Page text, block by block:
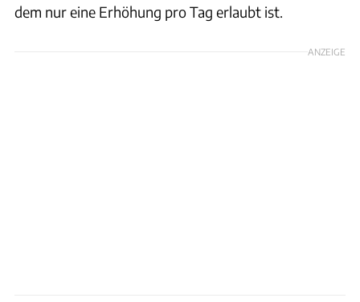
dem nur eine Erhöhung pro Tag erlaubt ist.
ANZEIGE